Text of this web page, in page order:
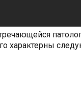
характерны